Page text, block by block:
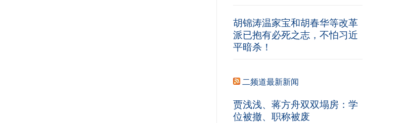
胡锦涛温家宝和胡春华等改革
派已抱有必死之志，不怕习近
平暗杀！
二频道最新新闻
贾浅浅、蒋方舟双双塌房：学
位被撤、职称被废